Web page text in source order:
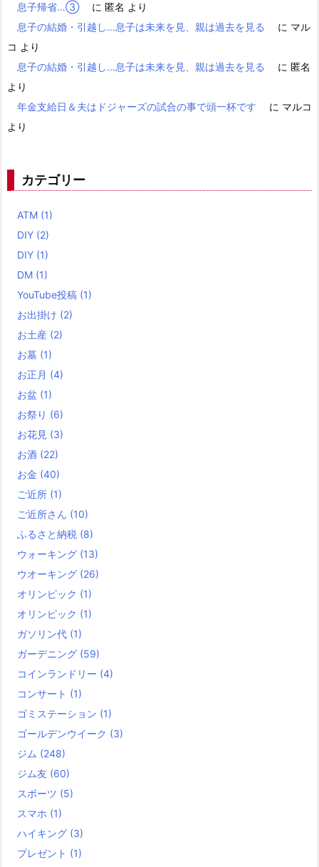
息子帰省…③
に 匿名 より
息子の結婚・引越し…息子は未来を見、親は過去を見る
に マル
コ より
息子の結婚・引越し…息子は未来を見、親は過去を見る
に 匿名
より
年金支給日＆夫はドジャーズの試合の事で頭一杯です
に マルコ
より
カテゴリー
ATM (1)
DIY (2)
DIY (1)
DM (1)
YouTube投稿 (1)
お出掛け (2)
お土産 (2)
お墓 (1)
お正月 (4)
お盆 (1)
お祭り (6)
お花見 (3)
お酒 (22)
お金 (40)
ご近所 (1)
ご近所さん (10)
ふるさと納税 (8)
ウォーキング (13)
ウオーキング (26)
オリンピック (1)
オリンピック (1)
ガソリン代 (1)
ガーデニング (59)
コインランドリー (4)
コンサート (1)
ゴミステーション (1)
ゴールデンウイーク (3)
ジム (248)
ジム友 (60)
スポーツ (5)
スマホ (1)
ハイキング (3)
プレゼント (1)